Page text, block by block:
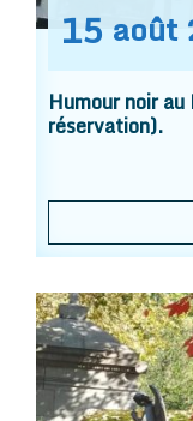
15 août
Humour noir
réservation).